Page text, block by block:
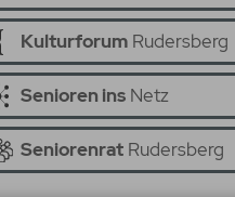
Kulturforum Rudersberg
Senioren ins Netz
Seniorenrat Rudersberg